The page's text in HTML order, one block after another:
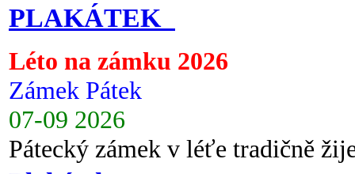
PLAKÁTEK
Léto na zámku 2026
Zámek Pátek
07-09 2026
Pátecký zámek v léťe tradičně